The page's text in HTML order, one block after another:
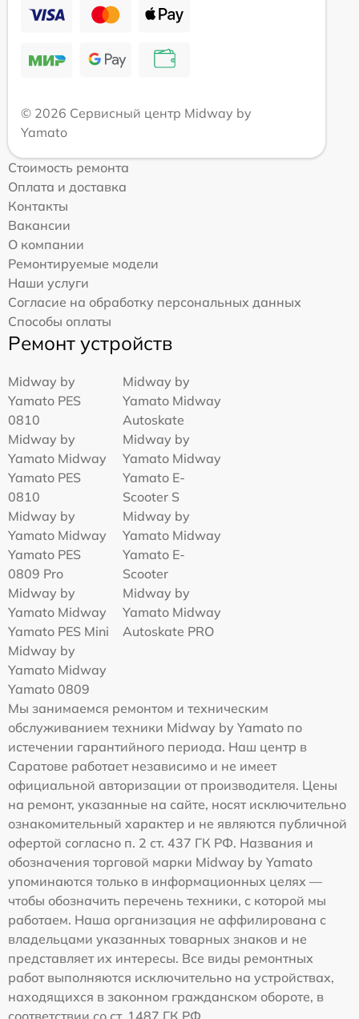
© 2026 Сервисный центр Midway by
Yamato
Стоимость ремонта
Оплата и доставка
Контакты
Вакансии
О компании
Ремонтируемые модели
Наши услуги
Согласие на обработку персональных данных
Способы оплаты
Ремонт устройств
Midway by
Yamato PES
0810
Midway by
Yamato Midway
Autoskate
Midway by
Yamato Midway
Yamato PES
0810
Midway by
Yamato Midway
Yamato E-
Scooter S
Midway by
Yamato Midway
Yamato PES
0809 Pro
Midway by
Yamato Midway
Yamato E-
Scooter
Midway by
Yamato Midway
Yamato PES Mini
Midway by
Yamato Midway
Autoskate PRO
Midway by
Yamato Midway
Yamato 0809
Мы занимаемся ремонтом и техническим
обслуживанием техники Midway by Yamato по
истечении гарантийного периода. Наш центр в
Саратове работает независимо и не имеет
официальной авторизации от производителя. Цены
на ремонт, указанные на сайте, носят исключительно
ознакомительный характер и не являются публичной
офертой согласно п. 2 ст. 437 ГК РФ. Названия и
обозначения торговой марки Midway by Yamato
упоминаются только в информационных целях —
чтобы обозначить перечень техники, с которой мы
работаем. Наша организация не аффилирована с
владельцами указанных товарных знаков и не
представляет их интересы. Все виды ремонтных
работ выполняются исключительно на устройствах,
находящихся в законном гражданском обороте, в